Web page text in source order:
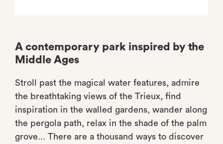
A contemporary park inspired by the
Middle Ages
Stroll past the magical water features, admire
the breathtaking views of the Trieux, find
inspiration in the walled gardens, wander along
the pergola path, relax in the shade of the palm
grove... There are a thousand ways to discover